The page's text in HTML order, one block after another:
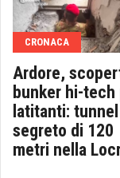
CRONACA
Ardore,
bunker hi-tech
latitanti: tunnel
segreto di 120
metri nella